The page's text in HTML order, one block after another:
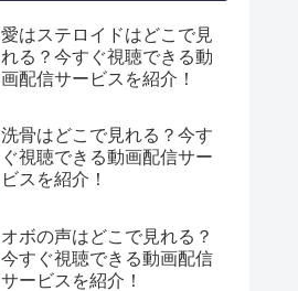
愛はステロイドはどこで見
れる？今すぐ視聴できる動
画配信サービスを紹介！
洗骨はどこで見れる？今す
ぐ視聴できる動画配信サー
ビスを紹介！
オボの声はどこで見れる？
今すぐ視聴できる動画配信
サービスを紹介！